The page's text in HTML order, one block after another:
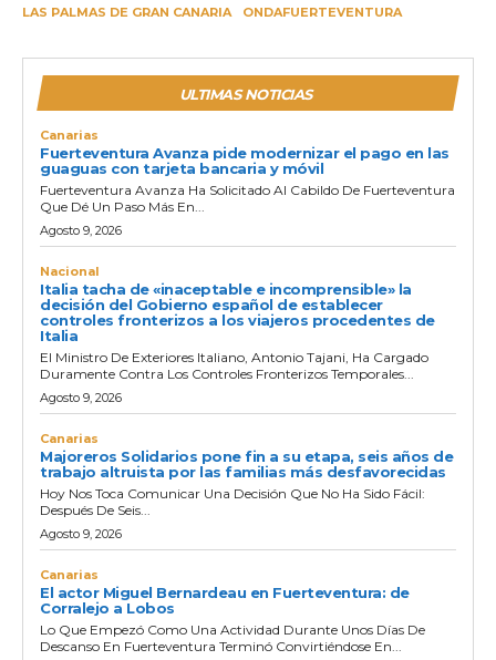
LAS PALMAS DE GRAN CANARIA
ONDAFUERTEVENTURA
ULTIMAS NOTICIAS
Canarias
Fuerteventura Avanza pide modernizar el pago en las
guaguas con tarjeta bancaria y móvil
Fuerteventura Avanza Ha Solicitado Al Cabildo De Fuerteventura
Que Dé Un Paso Más En...
Agosto 9, 2026
Nacional
Italia tacha de «inaceptable e incomprensible» la
decisión del Gobierno español de establecer
controles fronterizos a los viajeros procedentes de
Italia
El Ministro De Exteriores Italiano, Antonio Tajani, Ha Cargado
Duramente Contra Los Controles Fronterizos Temporales...
Agosto 9, 2026
Canarias
Majoreros Solidarios pone fin a su etapa, seis años de
trabajo altruista por las familias más desfavorecidas
Hoy Nos Toca Comunicar Una Decisión Que No Ha Sido Fácil:
Después De Seis...
Agosto 9, 2026
Canarias
El actor Miguel Bernardeau en Fuerteventura: de
Corralejo a Lobos
Lo Que Empezó Como Una Actividad Durante Unos Días De
Descanso En Fuerteventura Terminó Convirtiéndose En...